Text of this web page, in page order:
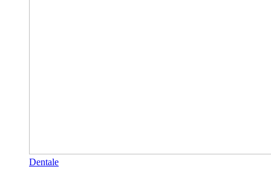
Dentale